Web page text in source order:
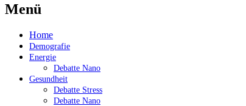
Menü
Zum
Inhalt
springen
Home
Demografie
Energie
Debatte Nano
Gesundheit
Debatte Stress
Debatte Nano